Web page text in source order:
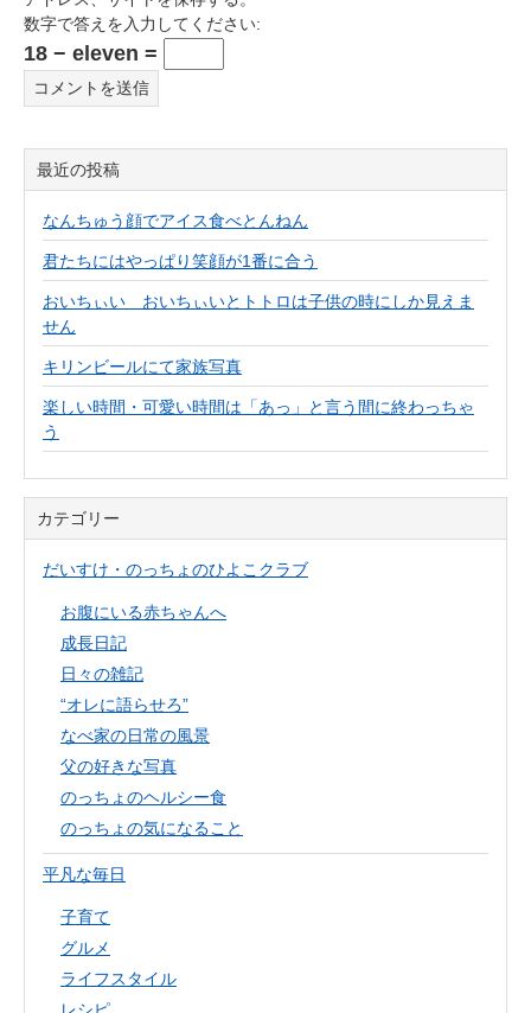
数字で答えを入力してください:
18 − eleven =
最近の投稿
なんちゅう顔でアイス食べとんねん
君たちにはやっぱり笑顔が1番に合う
おいちぃい おいちぃいとトトロは子供の時にしか見えま
せん
キリンビールにて家族写真
楽しい時間・可愛い時間は「あっ」と言う間に終わっちゃ
う
カテゴリー
だいすけ・のっちょのひよこクラブ
お腹にいる赤ちゃんへ
成長日記
日々の雑記
“オレに語らせろ”
なべ家の日常の風景
父の好きな写真
のっちょのヘルシー食
のっちょの気になること
平凡な毎日
子育て
グルメ
ライフスタイル